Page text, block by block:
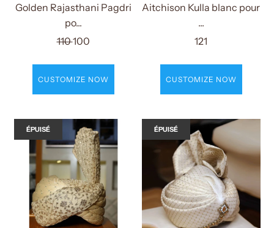
Golden Rajasthani Pagdri
po...
110100
CUSTOMIZE NOW
Aitchison Kulla blanc pour
...
121
CUSTOMIZE NOW
ÉPUISÉ ÉPUISÉ